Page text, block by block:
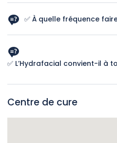
rides, amélioration de l’éclat et
✅ À quelle fréquence
optimal.
✅ L’Hydrafacial convient-il à
➡ Oui, il est adapté aux peaux
Centre de cure